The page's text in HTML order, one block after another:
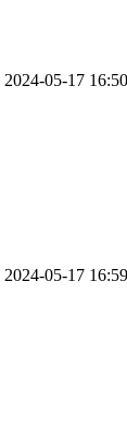
2024-05-17 16:50
2024-05-17 16:59